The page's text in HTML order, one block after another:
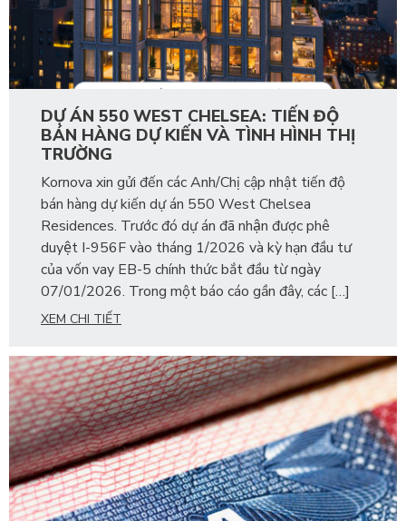
DỰ ÁN 550 WEST CHELSEA: TIẾN ĐỘ
BÁN HÀNG DỰ KIẾN VÀ TÌNH HÌNH THỊ
TRƯỜNG
Kornova xin gửi đến các Anh/Chị cập nhật tiến độ
bán hàng dự kiến dự án 550 West Chelsea
Residences. Trước đó dự án đã nhận được phê
duyệt I-956F vào tháng 1/2026 và kỳ hạn đầu tư
của vốn vay EB-5 chính thức bắt đầu từ ngày
07/01/2026. Trong một báo cáo gần đây, các […]
XEM CHI TIẾT